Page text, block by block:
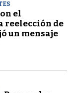
el
reelección de
un mensaje